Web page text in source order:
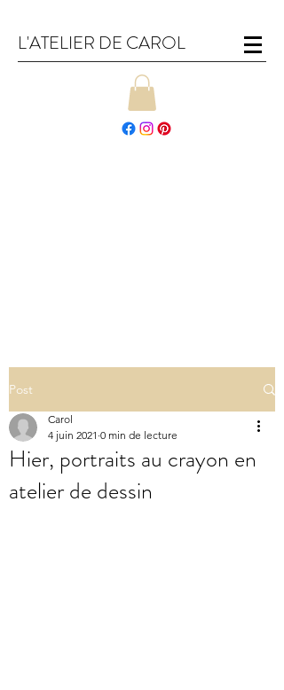
L'ATELIER DE CAROL
Post
Hier, portraits au crayon en
atelier de dessin
Carol
4 juin 2021 0 min de lecture